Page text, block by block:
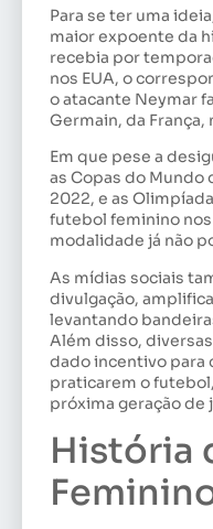
Para se ter uma
maior expoente da
recebia por
nos EUA, o
o atacante Neymar
Germain, da
Em que pese a
as Copas do Mundo
2022, e as
futebol feminino
modalidade já não
As mídias sociais
divulgação,
levantando
Além disso,
dado incentivo para
praticarem o
próxima geração de
História